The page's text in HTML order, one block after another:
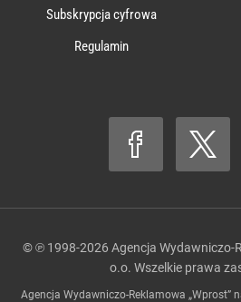
Subskrypcja cyfrowa
Regulamin
© ℗ 1998-2026 Agencja Wydawniczo-
o.o. Wszelkie prawa
Agencja Wydawniczo-Reklamowa „Wprost”